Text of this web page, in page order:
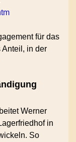
für das
Anteil, in der
Werner
in
So